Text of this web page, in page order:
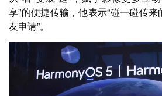
享”的便捷传输，他表示“碰一碰传
友申请”。